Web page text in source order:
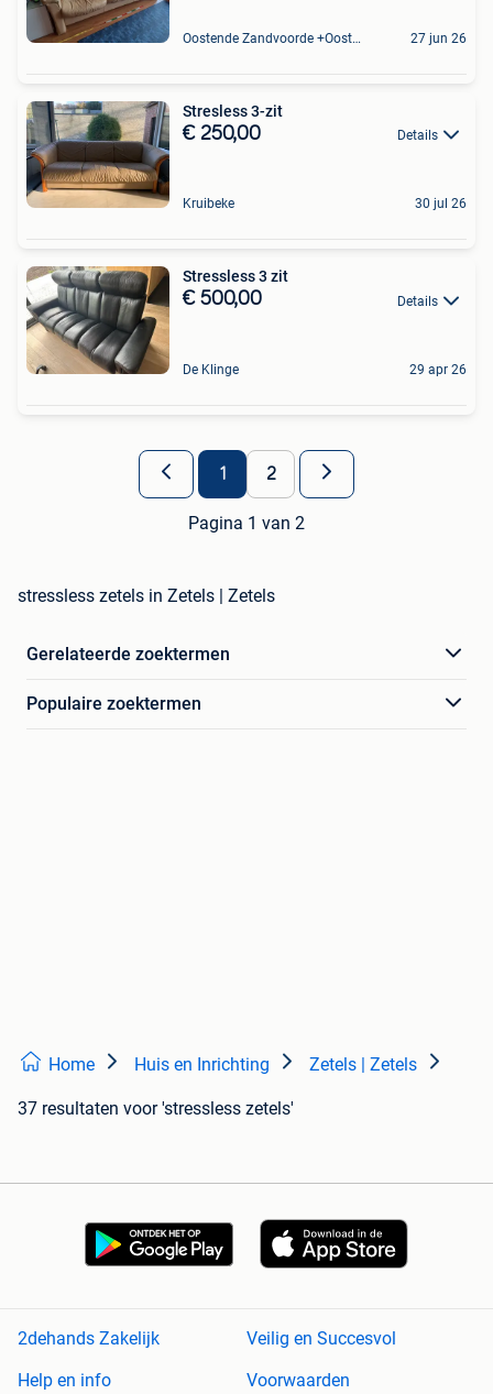
Oostende Zandvoorde +Oostende 27 jun 26
Stresless 3-zit
€ 250,00 Details
Kruibeke 30 jul 26
Stressless 3 zit
€ 500,00 Details
De Klinge 29 apr 26
1 2
Pagina 1 van 2
stressless zetels in Zetels | Zetels
Gerelateerde zoektermen
Populaire zoektermen
Home Huis en Inrichting Zetels | Zetels
37 resultaten voor 'stressless zetels'
2dehands Zakelijk
Veilig en Succesvol
Help en info
Voorwaarden